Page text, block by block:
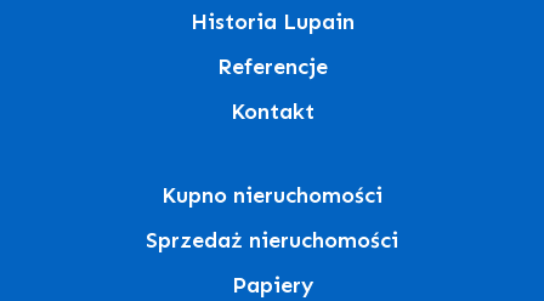
Historia Lupain
Referencje
Kontakt
Kupno nieruchomości
Sprzedaż nieruchomości
Papiery